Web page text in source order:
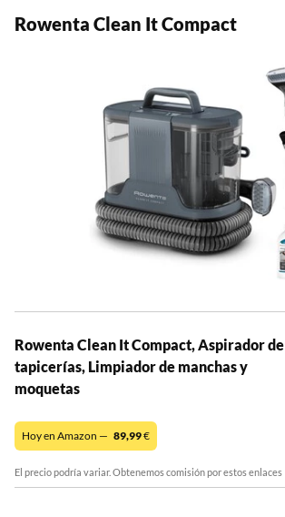
Rowenta Clean It Compact
Rowenta Clean It Compact, Aspirador de
tapicerías, Limpiador de manchas y
moquetas
Hoy en Amazon — 89,99€
El precio podría variar. Obtenemos comisión por estos enlaces